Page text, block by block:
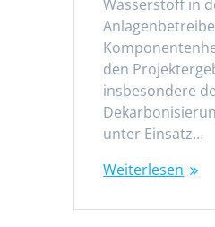
Wasserstoff in
den
insbesondere
unter Einsatz…
Weiterlesen